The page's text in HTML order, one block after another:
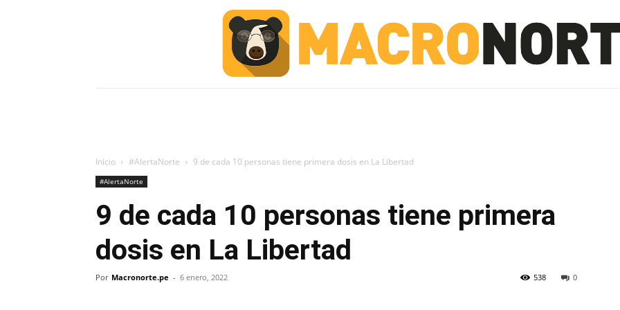
Inicio #AlertaNorte 9 de cada 10 personas tiene primera dosis en La Libertad
#AlertaNorte
9 de cada 10 personas tiene primera
dosis en La Libertad
Por Macronorte.pe - 6 enero, 2022 0
538